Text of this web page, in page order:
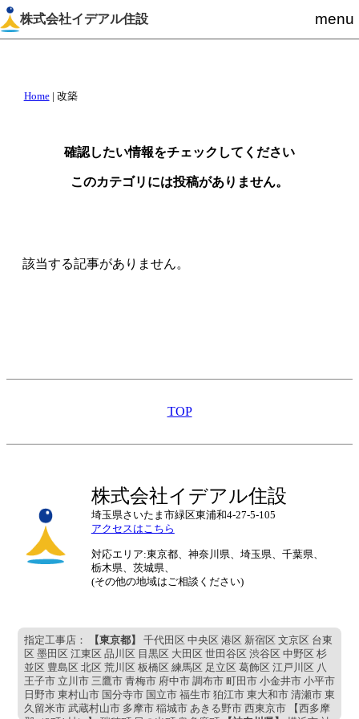
株式会社イデアル住設 menu
Home 改築
確認したい情報をチェックしてください
このカテゴリには投稿がありません。
該当する記事がありません。
TOP
株式会社イデアル住設
埼玉県さいたま市緑区東浦和4-27-5-105
アクセスはこちら
対応エリア:東京都、神奈川県、埼玉県、千葉県、
栃木県、茨城県、
(その他の地域はご相談ください)
指定工事店： 【東京都】
千代田区 中央区 港区 新宿区 文京区 台東
区 墨田区 江東区 品川区 目黒区 大田区 世田谷区 渋谷区 中野区 杉
並区 豊島区 北区 荒川区 板橋区 練馬区 足立区 葛飾区 江戸川区 八
王子市 立川市 三鷹市 青梅市 府中市 調布市 町田市 小金井市 小平市
日野市 東村山市 国分寺市 国立市 福生市 狛江市 東大和市 清瀬市 東
久留米市 武蔵村山市 多摩市 稲城市 あきる野市 西東京市 【西多摩